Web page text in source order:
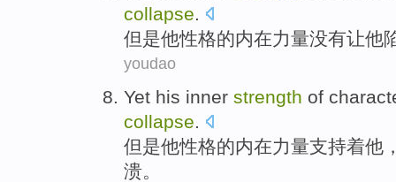
collapse.
但是他性格的内在力量没有让他
youdao
Yet his inner strength of
collapse
但是他性格的内在力量支持着他
溃。